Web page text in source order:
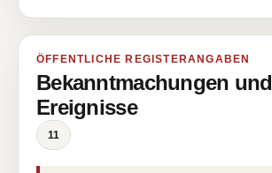
ÖFFENTLICHE REGISTERANGABEN
Bekanntmachungen und
Ereignisse
11